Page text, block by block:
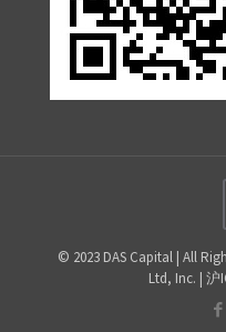
© 2023 DAS Capital | All
Ltd, Inc. | 沪